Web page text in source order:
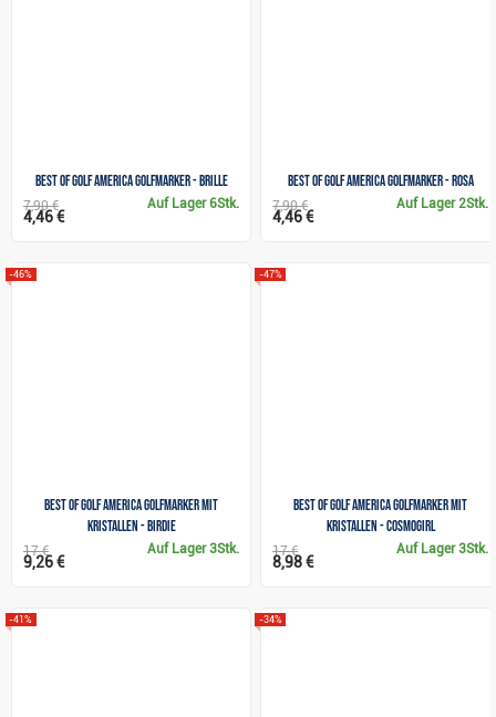
Best of Golf America Golfmarker - Brille
Auf Lager6Stk.
7,90 €
4,46 €
Best of Golf America Golfmarker - Rosa
Auf Lager 2Stk.
7,90 €
4,46 €
Best of Golf America Golfmarker mit
Kristallen - Birdie
-46%
Auf Lager3Stk.
17 €
9,26 €
Best of Golf America Golfmarker mit
Kristallen - Cosmogirl
-47%
Auf Lager3Stk.
17 €
8,98 €
-41% -34%